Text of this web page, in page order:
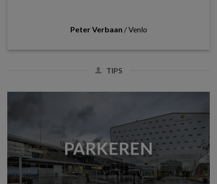
Peter Verbaan /Venlo
TIPS
PARKEREN